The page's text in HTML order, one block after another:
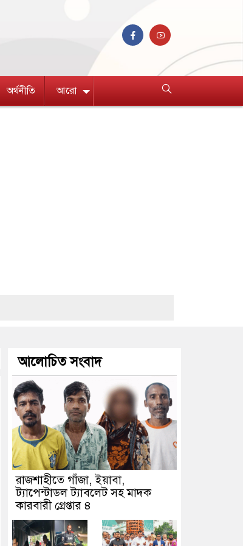
অর্থনীতি আরো
আলোচিত সংবাদ
রাজশাহীতে গাঁজা, ইয়াবা,
ট্যাপেন্টাডল ট্যাবলেট সহ মাদক
কারবারী গ্রেপ্তার ৪